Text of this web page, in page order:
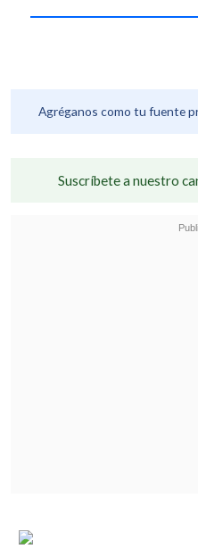
Agréganos como tu fuente
Suscríbete a nuestro